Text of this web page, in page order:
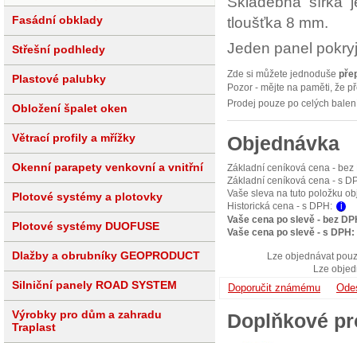
tloušťka 8 mm.
Jeden panel
Zde si můžete jednoduše
Pozor - mějte na paměti, že
Prodej pouze po celých
Objednávka
Základní ceníková cena - bez
Základní ceníková cena - s
Vaše sleva na tuto položku
Historická cena - s DPH:
i
Vaše cena po slevě - bez
Vaše cena po slevě - s DPH:
Lze objednávat
Lze
Doporučit známému
Doplňkové
Fasádní obklady
Střešní podhledy
Plastové palubky
Obložení špalet oken
Větrací profily a mřížky
Okenní parapety venkovní a vnitřní
Plotové systémy a plotovky
Plotové systémy DUOFUSE
Dlažby a obrubníky GEOPRODUCT
Silniční panely ROAD SYSTEM
Výrobky pro dům a zahradu
Traplast